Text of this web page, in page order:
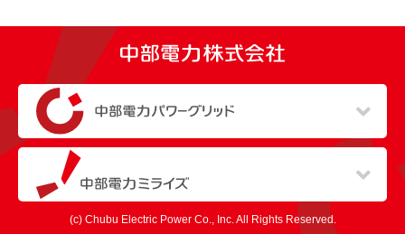
（新しいウィンドウを開きます）
（新しいウィンドウを開きます）
(c) Chubu Electric Power Co., Inc. All Rights Reserved.